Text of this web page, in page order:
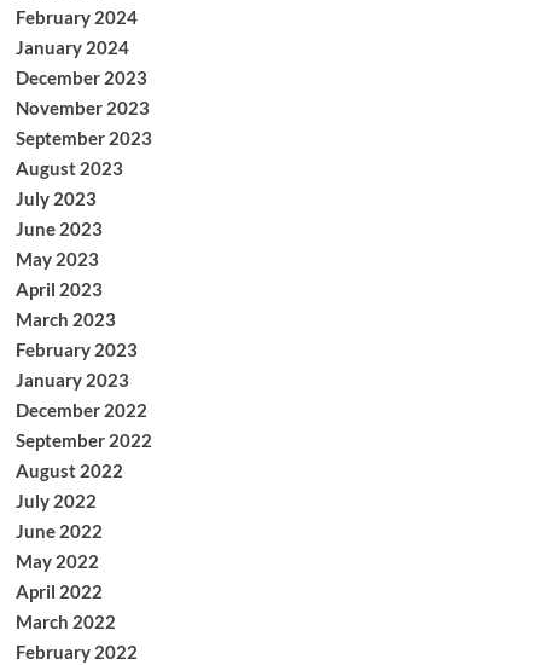
February 2024
January 2024
December 2023
November 2023
September 2023
August 2023
July 2023
June 2023
May 2023
April 2023
March 2023
February 2023
January 2023
December 2022
September 2022
August 2022
July 2022
June 2022
May 2022
April 2022
March 2022
February 2022